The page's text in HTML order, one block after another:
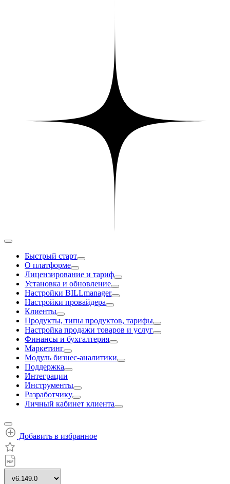
Быстрый старт
О платформе
Лицензирование и тариф
Установка и обновление
Настройки BILLmanager
Настройки провайдера
Клиенты
Продукты, типы продуктов, тарифы
Настройка продажи товаров и услуг
Финансы и бухгалтерия
Маркетинг
Модуль бизнес-аналитики
Поддержка
Интеграции
Инструменты
Разработчику
Личный кабинет клиента
Добавить в избранное